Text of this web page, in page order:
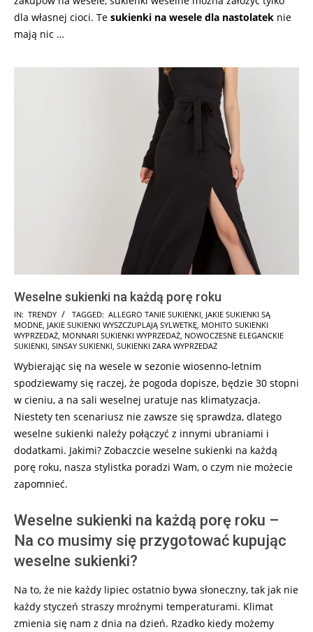
dla własnej cioci. Te sukienki na wesele dla nastolatek nie
mają nic …
Weselne sukienki na każdą porę roku
2025-
10-
15
IN: TRENDY TAGGED: ALLEGRO TANIE SUKIENKI JAKIE SUKIENKI SĄ
MODNE JAKIE SUKIENKI WYSZCZUPLAJĄ SYLWETKĘ MOHITO SUKIENKI
WYPRZEDAŻ MONNARI SUKIENKI WYPRZEDAŻ NOWOCZESNE ELEGANCKIE
SUKIENKI SINSAY SUKIENKI SUKIENKI ZARA WYPRZEDAŻ
Wybierając się na wesele w sezonie wiosenno-letnim
spodziewamy się raczej, że pogoda dopisze, będzie 30 stopni
w cieniu, a na sali weselnej uratuje nas klimatyzacja.
Niestety ten scenariusz nie zawsze się sprawdza, dlatego
weselne sukienki należy połączyć z innymi ubraniami i
dodatkami. Jakimi? Zobaczcie weselne sukienki na każdą
porę roku, nasza stylistka poradzi Wam, o czym nie możecie
zapomnieć.
Weselne sukienki na każdą porę roku –
Na co musimy się przygotować kupując
weselne sukienki?
Na to, że nie każdy lipiec ostatnio bywa słoneczny, tak jak nie
każdy styczeń straszy mroźnymi temperaturami. Klimat
zmienia się nam z dnia na dzień. Rzadko kiedy możemy